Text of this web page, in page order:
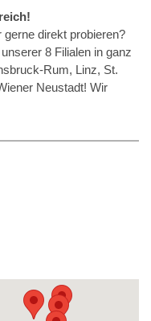
direkt probieren?
8 Filialen in ganz
Rum, Linz, St.
Neustadt! Wir